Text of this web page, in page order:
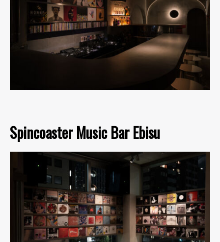
Spincoaster Music Bar Ebisu